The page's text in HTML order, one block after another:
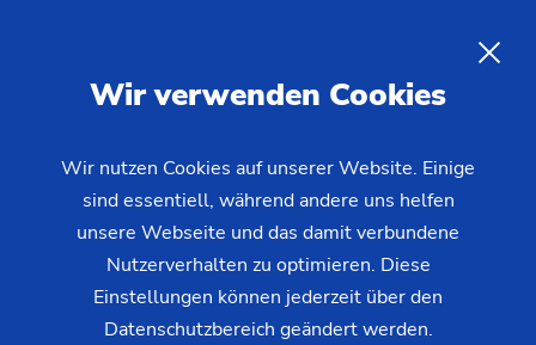
horizontalen und vertikalen
Verzahnmaschinen von EMAG
EMAG ist bekannt als Qualitäts-Lieferant für
Verzahntechnologie für die hochproduktive
Zahnradherstellung. Ob modernste
Wälzfrästechnologie oder die passenden
Wir verwenden Cookies
Wir nutzen Cookies auf unserer Website. Einige
sind essentiell, während andere uns helfen
unsere Webseite und das damit verbundene
Nutzerverhalten zu optimieren. Diese
Einstellungen können jederzeit über den
Datenschutzbereich geändert werden.